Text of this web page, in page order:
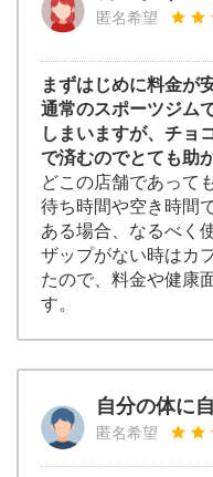
匿名希望
まずはじめに料金が
通常のスポーツジム
しまいますが、チ
で済むのでとても助
どこの店舗であって
待ち時間や空き時間
ある場合、なるべく
ザップがない時はカ
たので、料金や健康
す。
自分の体に
匿名希望